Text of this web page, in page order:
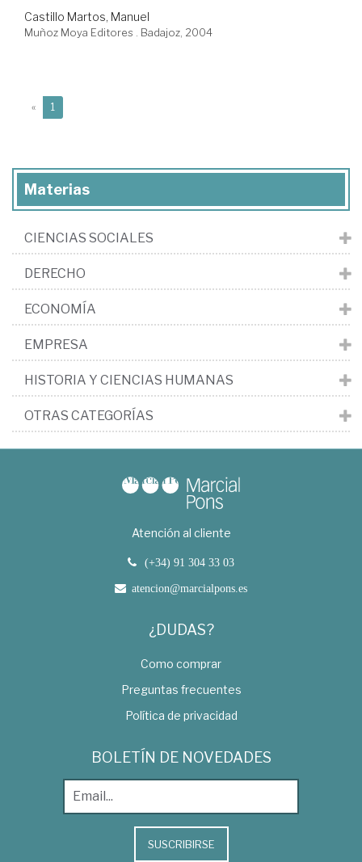
Castillo Martos, Manuel
Muñoz Moya Editores . Badajoz, 2004
« 1
Materias
CIENCIAS SOCIALES
DERECHO
ECONOMÍA
EMPRESA
HISTORIA Y CIENCIAS HUMANAS
OTRAS CATEGORÍAS
Atención al cliente
(+34) 91 304 33 03
atencion@marcialpons.es
¿DUDAS?
Como comprar
Preguntas frecuentes
Política de privacidad
BOLETÍN DE NOVEDADES
SUSCRIBIRSE